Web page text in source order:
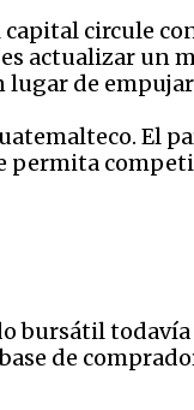
capital circule
actualizar un
de
El
bursátil
de